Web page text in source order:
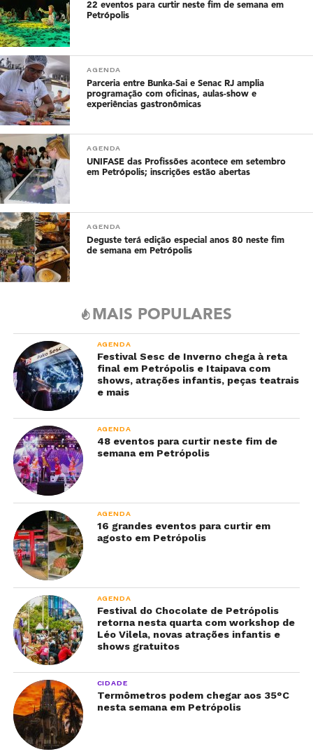
22 eventos para curtir neste fim de semana em
Petrópolis
AGENDA
Parceria entre Bunka-Sai e Senac RJ amplia
programação com oficinas, aulas-show e
experiências gastronômicas
AGENDA
UNIFASE das Profissões acontece em setembro
em Petrópolis; inscrições estão abertas
AGENDA
Deguste terá edição especial anos 80 neste fim
de semana em Petrópolis
MAIS POPULARES
AGENDA
Festival Sesc de Inverno chega à reta
final em Petrópolis e Itaipava com
shows, atrações infantis, peças teatrais
e mais
AGENDA
48 eventos para curtir neste fim de
semana em Petrópolis
AGENDA
16 grandes eventos para curtir em
agosto em Petrópolis
AGENDA
Festival do Chocolate de Petrópolis
retorna nesta quarta com workshop de
Léo Vilela, novas atrações infantis e
shows gratuitos
CIDADE
Termômetros podem chegar aos 35°C
nesta semana em Petrópolis